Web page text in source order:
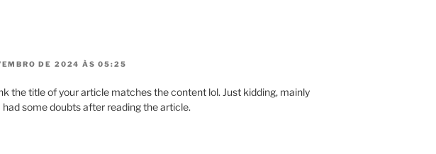
DE 2024 ÀS 05:25
the title of your article matches the content lol. Just kidding, mainly
had some doubts after reading the article.